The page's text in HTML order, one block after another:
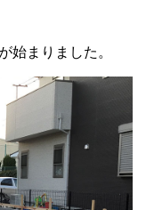
始まりました。